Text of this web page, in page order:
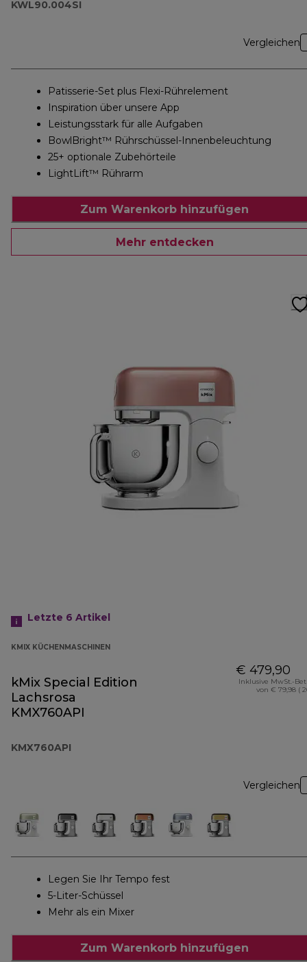
KWL90.004SI
Vergleichen
Patisserie-Set plus Flexi-Rührelement
Inspiration über unsere App
Leistungsstark für alle Aufgaben
BowlBright™ Rührschüssel-Innenbeleuchtung
25+ optionale Zubehörteile
LightLift™ Rührarm
Zum Warenkorb hinzufügen
Mehr entdecken
Letzte 6 Artikel
KMIX KÜCHENMASCHINEN
kMix Special Edition
Lachsrosa
KMX760API
KMX760API
€ 479,90
Inklusive MwSt.-
von € 79,98 (
Vergleichen
Legen Sie Ihr Tempo fest
5-Liter-Schüssel
Mehr als ein Mixer
Zum Warenkorb hinzufügen